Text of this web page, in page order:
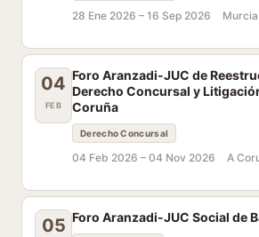
28 Ene 2026 – 16 Sep 2026 Murcia
04
FEB
Foro Aranzadi-JUC de
Derecho Concursal y
Coruña
Derecho Concursal
04 Feb 2026 – 04 Nov 2026 A
05 Foro Aranzadi-JUC Social de